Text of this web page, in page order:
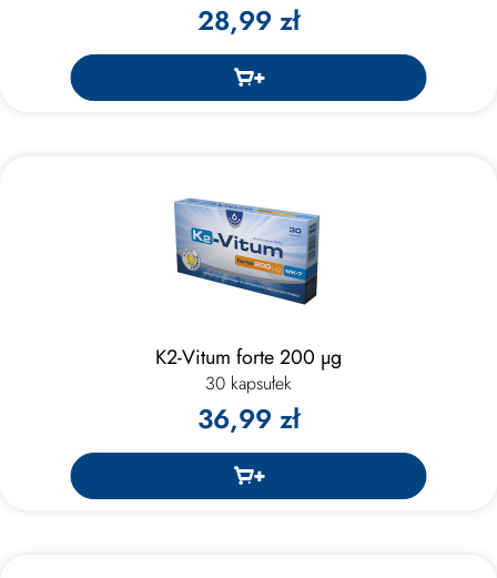
28,99 zł
K2-Vitum forte 200 μg
30 kapsułek
36,99 zł